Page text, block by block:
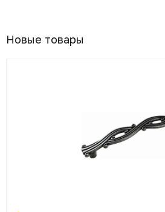
Новые товары